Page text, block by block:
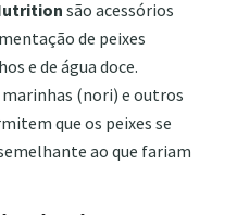
são acessórios
de peixes
e de água doce.
(nori) e outros
que os peixes se
ao que fariam